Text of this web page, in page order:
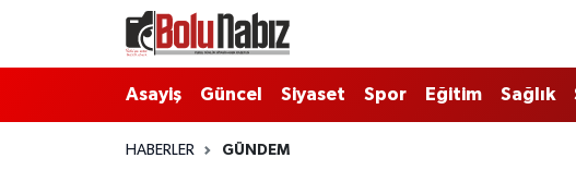
Asayiş Güncel Siyaset Spor Eğitim Sağlık
HABERLER GÜNDEM